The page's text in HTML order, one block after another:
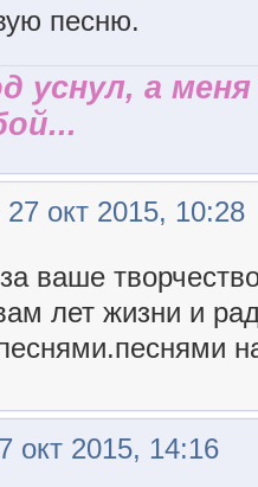
песню.
уснул, а
27 окт 2015, 10:28
ваше
лет жизни и
окт 2015, 14:16